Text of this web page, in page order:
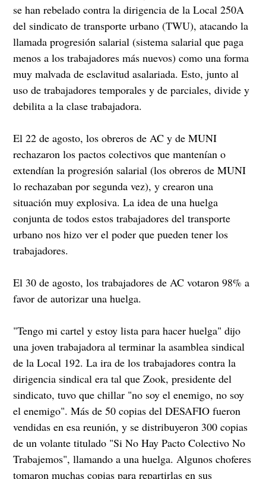
se han rebelado contra la dirigencia de la Local 250A
del sindicato de transporte urbano (TWU), atacando la
llamada progresión salarial (sistema salarial que paga
menos a los trabajadores más nuevos) como una forma
muy malvada de esclavitud asalariada. Esto, junto al
uso de trabajadores temporales y de parciales, divide y
debilita a la clase trabajadora.
El 22 de agosto, los obreros de AC y de MUNI
rechazaron los pactos colectivos que mantenían o
extendían la progresión salarial (los obreros de MUNI
lo rechazaban por segunda vez), y crearon una
situación muy explosiva. La idea de una huelga
conjunta de todos estos trabajadores del transporte
urbano nos hizo ver el poder que pueden tener los
trabajadores.
El 30 de agosto, los trabajadores de AC votaron 98% a
favor de autorizar una huelga.
"Tengo mi cartel y estoy lista para hacer huelga" dijo
una joven trabajadora al terminar la asamblea sindical
de la Local 192. La ira de los trabajadores contra la
dirigencia sindical era tal que Zook, presidente del
sindicato, tuvo que chillar "no soy el enemigo, no soy
el enemigo". Más de 50 copias del DESAFIO fueron
vendidas en esa reunión, y se distribuyeron 300 copias
de un volante titulado "Si No Hay Pacto Colectivo No
Trabajemos", llamando a una huelga. Algunos choferes
tomaron muchas copias para repartirlas en sus